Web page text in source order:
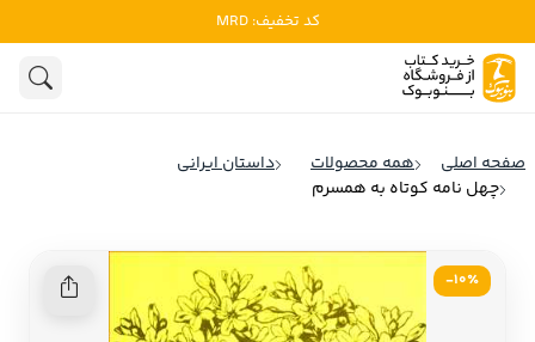
کد تخفیف: MRD
ادبیات
روانشناسی
تاریخ و سیاست
ادبیات فرانسه
ادبیات ایتالیا
صفحه اصلی همه محصولات
داستان ایرانی
چهل‏ نامه کوتاه به همسرم
10٪-